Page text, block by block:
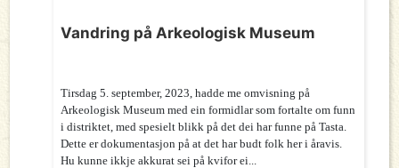
Vandring på Arkeologisk Museum
Tirsdag 5. september, 2023, hadde me omvisning på
Arkeologisk Museum med ein formidlar som fortalte om funn
i distriktet, med spesielt blikk på det dei har funne på Tasta.
Dette er dokumentasjon på at det har budt folk her i åravis.
Hu kunne ikkje akkurat sei på kvifor ei...